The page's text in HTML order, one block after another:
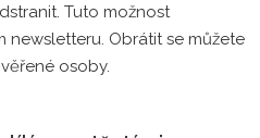
Tuto možnost
newsletteru. Obrátit se můžete
osoby.